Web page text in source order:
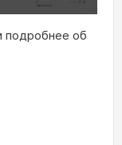
подробнее об